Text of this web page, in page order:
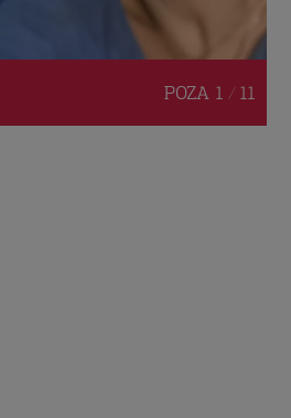
POZA 1 / 11